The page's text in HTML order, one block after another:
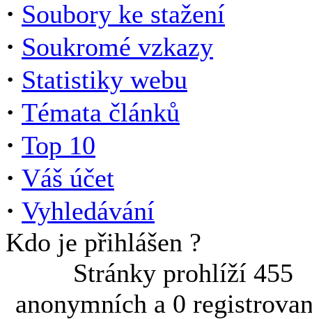
· Soubory ke stažení
· Soukromé vzkazy
· Statistiky webu
· Témata článků
· Top 10
· Váš účet
· Vyhledávání
Kdo je přihlášen ?
Stránky prohlíží 455
anonymních a 0